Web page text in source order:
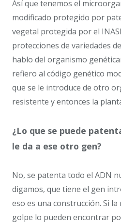
Así que tenemos el
modificado protegido por
vegetal protegida por el
protecciones de variedades
hablo del organismo
refiero al código genético
que se le introduce de otro
resistente y entonces la
¿Lo que se puede
le da a ese otro gen?
No, se patenta todo el ADN
digamos, que tiene el gen
eso es una construcción. Si
golpe lo pueden encontrar